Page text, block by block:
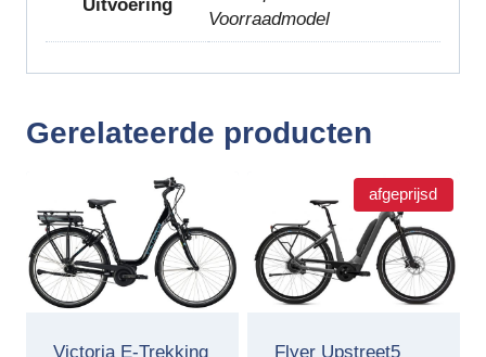
Uitvoering
Voorraadmodel
Gerelateerde producten
Victoria E-Trekking
afgeprijsd
Flyer Upstreet5